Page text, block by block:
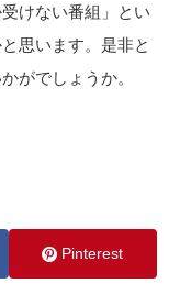
けない番組」とい
思います。是非と
がでしょうか。
Pinterest